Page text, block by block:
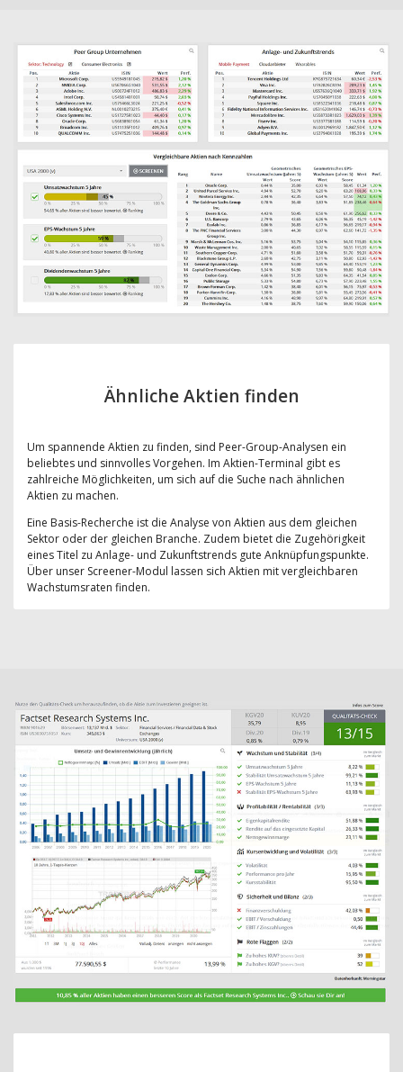
Ähnliche Aktien finden
Um spannende Aktien zu finden, sind Peer-Group-Analysen ein
beliebtes und sinnvolles Vorgehen. Im Aktien-Terminal gibt es
zahlreiche Möglichkeiten, um sich auf die Suche nach ähnlichen
Aktien zu machen.
Eine Basis-Recherche ist die Analyse von Aktien aus dem gleichen
Sektor oder der gleichen Branche. Zudem bietet die Zugehörigkeit
eines Titel zu Anlage- und Zukunftstrends gute Anknüpfungspunkte.
Über unser Screener-Modul lassen sich Aktien mit vergleichbaren
Wachstumsraten finden.